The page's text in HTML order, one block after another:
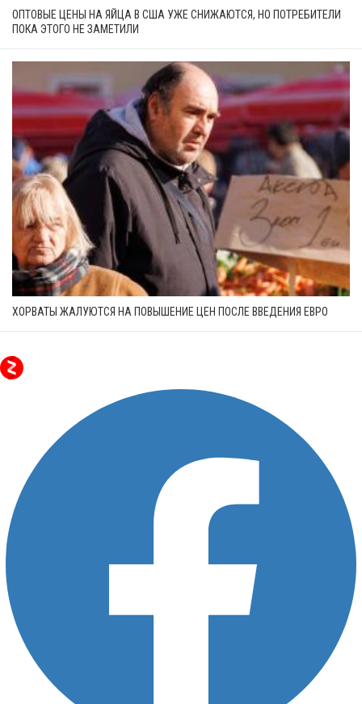
ОПТОВЫЕ ЦЕНЫ НА ЯЙЦА В США УЖЕ СНИЖАЮТСЯ, НО ПОТРЕБИТЕЛИ
ПОКА ЭТОГО НЕ ЗАМЕТИЛИ
ХОРВАТЫ ЖАЛУЮТСЯ НА ПОВЫШЕНИЕ ЦЕН ПОСЛЕ ВВЕДЕНИЯ ЕВРО